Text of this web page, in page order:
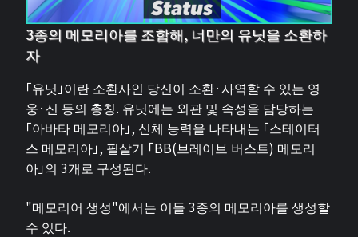
3종의 메모리아를 조합해, 너만의 유닛을 소환하
자
「유닛」이란 소환사인 당신이 소환·사역할 수 있는 영
웅·신 등의 총칭. 유닛에는 외관 및 속성을 담당하는
「아바타 메모리아」, 신체 능력을 나타내는 「스테이터
스 메모리아」, 필살기 「BB(브레이브 버스트) 메모리
아」의 3개로 구성된다.
"메모리어 생성"에서는 이들 3종의 메모리아를 생성할
수 있다.